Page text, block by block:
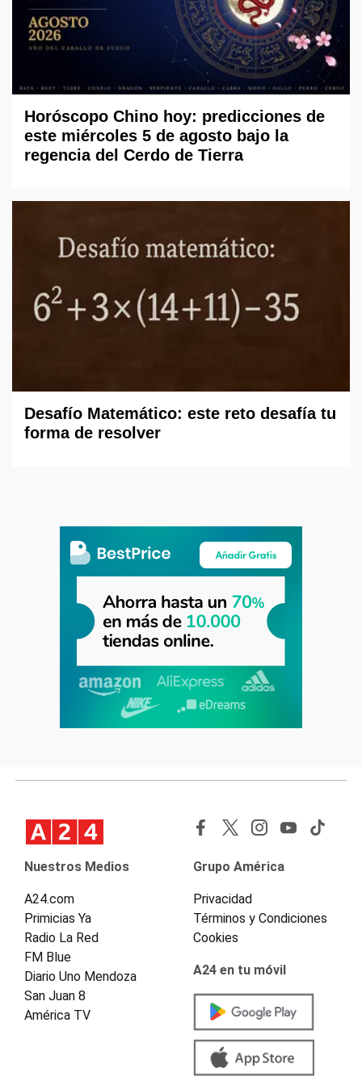
Horóscopo Chino hoy: predicciones de
este miércoles 5 de agosto bajo la
regencia del Cerdo de Tierra
Desafío Matemático: este reto desafía tu
forma de resolver
Nuestros Medios
A24.com
Primicias Ya
Radio La Red
FM Blue
Diario Uno Mendoza
San Juan 8
América TV
Grupo América
Privacidad
Términos y Condiciones
Cookies
A24 en tu móvil